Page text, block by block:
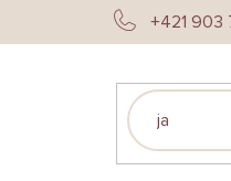
+421 903